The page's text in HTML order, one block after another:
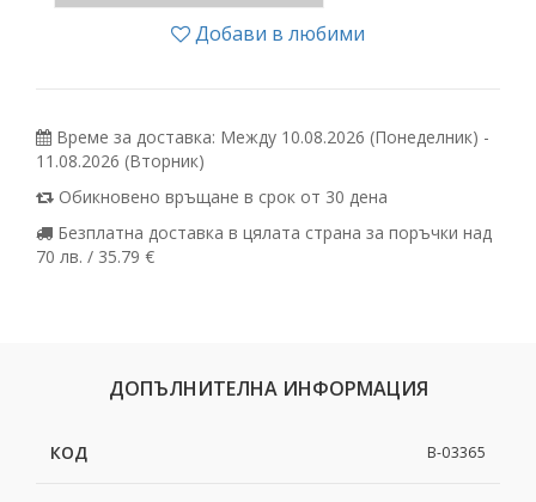
Добави в любими
Време за доставка: Между 10.08.2026 (Понеделник) -
11.08.2026 (Вторник)
Обикновено връщане в срок от 30 дена
Безплатна доставка в цялата страна за поръчки над
70 лв. / 35.79 €
ДОПЪЛНИТЕЛНА ИНФОРМАЦИЯ
КОД B-03365